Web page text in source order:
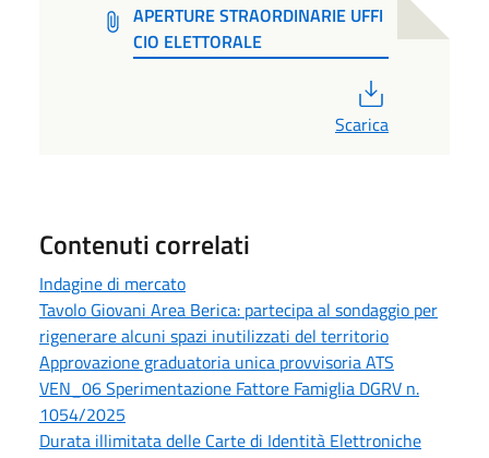
APERTURE STRAORDINARIE UFFI
CIO ELETTORALE
Scarica
Contenuti correlati
Indagine di mercato
Tavolo Giovani Area Berica: partecipa al sondaggio per
rigenerare alcuni spazi inutilizzati del territorio
Approvazione graduatoria unica provvisoria ATS
VEN_06 Sperimentazione Fattore Famiglia DGRV n.
1054/2025
Durata illimitata delle Carte di Identità Elettroniche